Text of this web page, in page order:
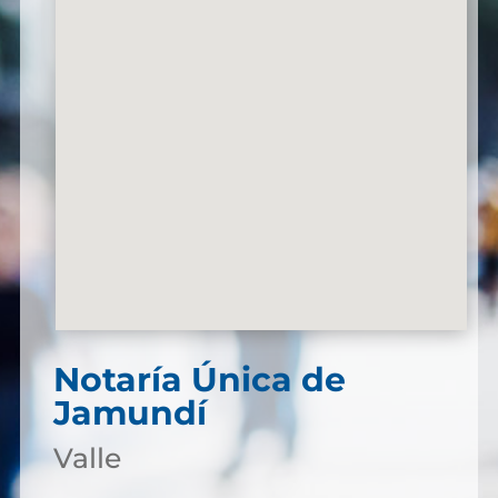
Notaría Única de
Jamundí
Valle